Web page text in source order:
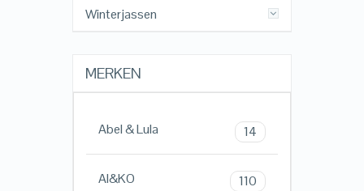
Winterjassen
MERKEN
Abel & Lula 14
AI&KO 110